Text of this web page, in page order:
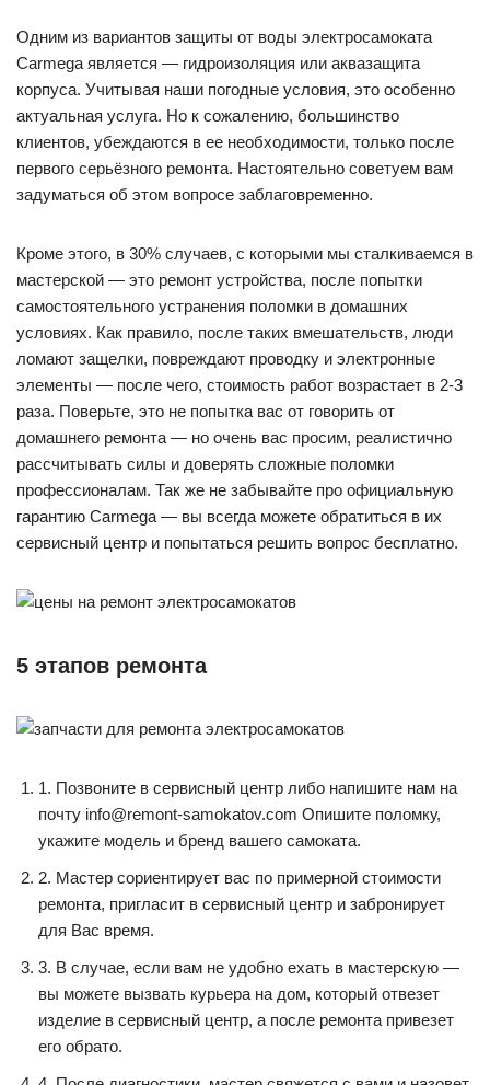
Одним из вариантов защиты от воды электросамоката
Carmega является — гидроизоляция или аквазащита
корпуса. Учитывая наши погодные условия, это особенно
актуальная услуга. Но к сожалению, большинство
клиентов, убеждаются в ее необходимости, только после
первого серьёзного ремонта. Настоятельно советуем вам
задуматься об этом вопросе заблаговременно.
Кроме этого, в 30% случаев, с которыми мы сталкиваемся в
мастерской — это ремонт устройства, после попытки
самостоятельного устранения поломки в домашних
условиях. Как правило, после таких вмешательств, люди
ломают защелки, повреждают проводку и электронные
элементы — после чего, стоимость работ возрастает в 2-3
раза. Поверьте, это не попытка вас от говорить от
домашнего ремонта — но очень вас просим, реалистично
рассчитывать силы и доверять сложные поломки
профессионалам. Так же не забывайте про официальную
гарантию Carmega — вы всегда можете обратиться в их
сервисный центр и попытаться решить вопрос бесплатно.
5 этапов ремонта
1. Позвоните в сервисный центр либо напишите нам на
почту info@remont-samokatov.com Опишите поломку,
укажите модель и бренд вашего самоката.
2. Мастер сориентирует вас по примерной стоимости
ремонта, пригласит в сервисный центр и забронирует
для Вас время.
3. В случае, если вам не удобно ехать в мастерскую —
вы можете вызвать курьера на дом, который отвезет
изделие в сервисный центр, а после ремонта привезет
его обрато.